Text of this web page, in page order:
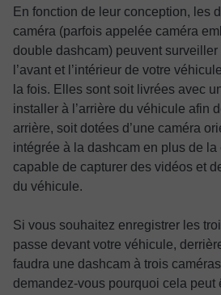
En fonction de leur conception, les
caméra (parfois appelée caméra
double dashcam) peuvent surveiller
l’avant et l’intérieur de votre
la fois. Elles sont soit livrées avec
installer à l’arrière du véhicule afin
arrière, soit dotées d’une caméra
intégrée à la dashcam en plus de la
capable de capturer des vidéos et
du véhicule.
Si vous souhaitez enregistrer les
passe devant votre véhicule,
faudra une dashcam à trois
demandez-vous pourquoi cela peut